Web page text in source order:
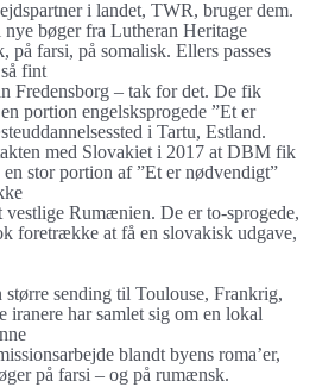
i landet, TWR, bruger dem.
bøger fra Lutheran Heritage
på farsi, på somalisk. Ellers passes
fint
Fredensborg – tak for det. De fik
portion engelsksprogede ”Et er
i Tartu, Estland.
med Slovakiet i 2017 at DBM fik
stor portion af ”Et er nødvendigt”
Rumænien. De er to-sprogede,
foretrække at få en slovakisk udgave,
sending til Toulouse, Frankrig,
iranere har samlet sig om en lokal
blandt byens roma’er,
på farsi – og på rumænsk.